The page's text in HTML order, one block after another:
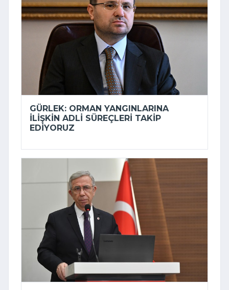
GÜRLEK: ORMAN YANGINLARINA
ILIŞKIN ADLI SÜREÇLERI TAKIP
EDIYORUZ